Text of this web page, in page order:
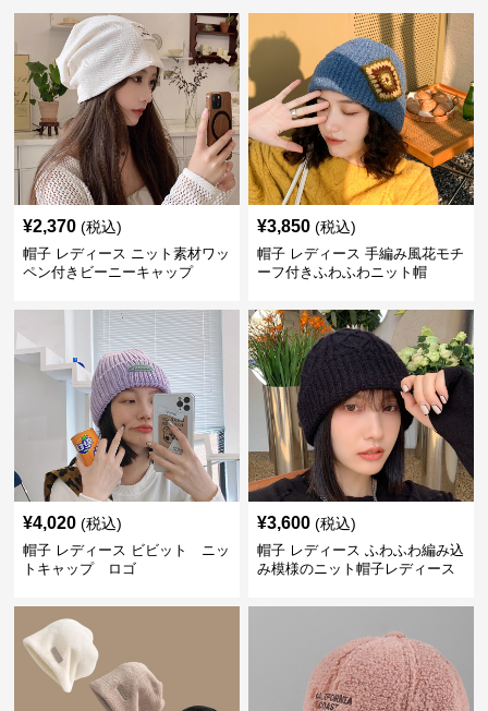
¥2,370 (税込)
帽子 レディース ニット素材ワッ
ペン付きビーニーキャップ
¥3,850 (税込)
帽子 レディース 手編み風花モチ
ーフ付きふわふわニット帽
¥4,020 (税込)
帽子 レディース ビビット ニッ
トキャップ ロゴ
¥3,600 (税込)
帽子 レディース ふわふわ編み込
み模様のニット帽子レディース